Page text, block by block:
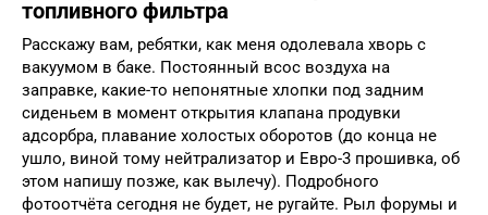
топливного фильтра
Расскажу вам, ребятки, как меня одолевала хворь с
вакуумом в баке. Постоянный всос воздуха на
заправке, какие-то непонятные хлопки под задним
сиденьем в момент открытия клапана продувки
адсорбра, плавание холостых оборотов (до конца не
ушло, виной тому нейтрализатор и Евро-3 прошивка, об
этом напишу позже, как вылечу). Подробного
фотоотчёта сегодня не будет, не ругайте. Рыл форумы и